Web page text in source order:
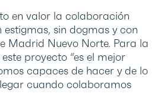
en valor la colaboración
sin dogmas y con
Madrid Nuevo Norte. Para la
proyecto “es el mejor
capaces de hacer y de lo
cuando colaboramos